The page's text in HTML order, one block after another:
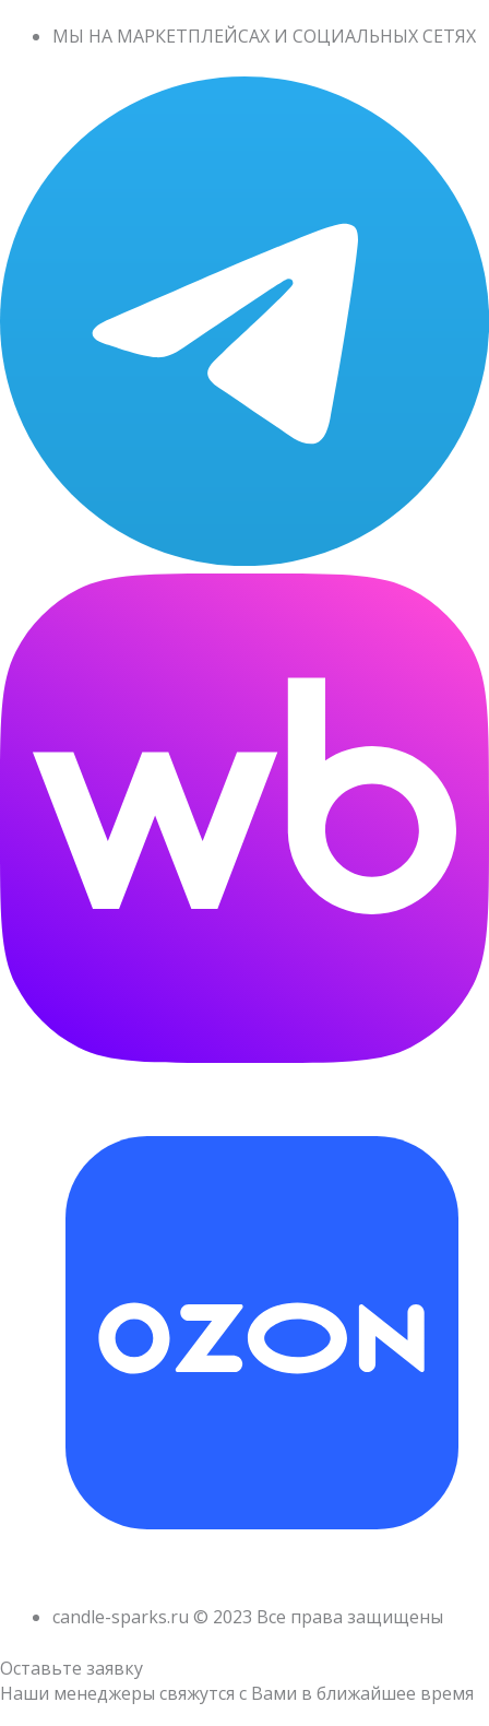
МЫ НА МАРКЕТПЛЕЙСАХ И СОЦИАЛЬНЫХ СЕТЯХ
candle-sparks.ru © 2023 Все права защищены
Оставьте заявку
Наши менеджеры свяжутся с Вами в ближайшее время